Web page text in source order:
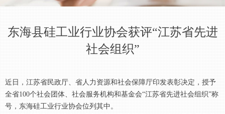
近日，江苏省民政厅、省人力资源和社会保障厅印发表彰决定，授予
全省100个社会团体、社会服务机构和基金会“江苏省先进社会组织”称
号，东海硅工业行业协会位列其中。
东海县硅工业行业协会获评“江苏省先进
社会组织”